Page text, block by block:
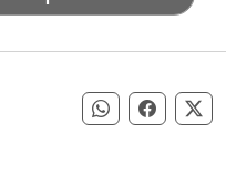
Compartir